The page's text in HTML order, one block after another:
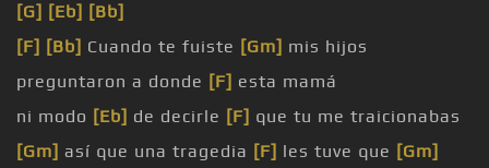
[G] [Eb] [Bb]
[F] [Bb] Cuando te fuiste [Gm] mis hijos
preguntaron a donde [F] esta mamá
ni modo [Eb] de decirle [F] que tu me traicionabas
[Gm] así que una tragedia [F] les tuve que [Gm]